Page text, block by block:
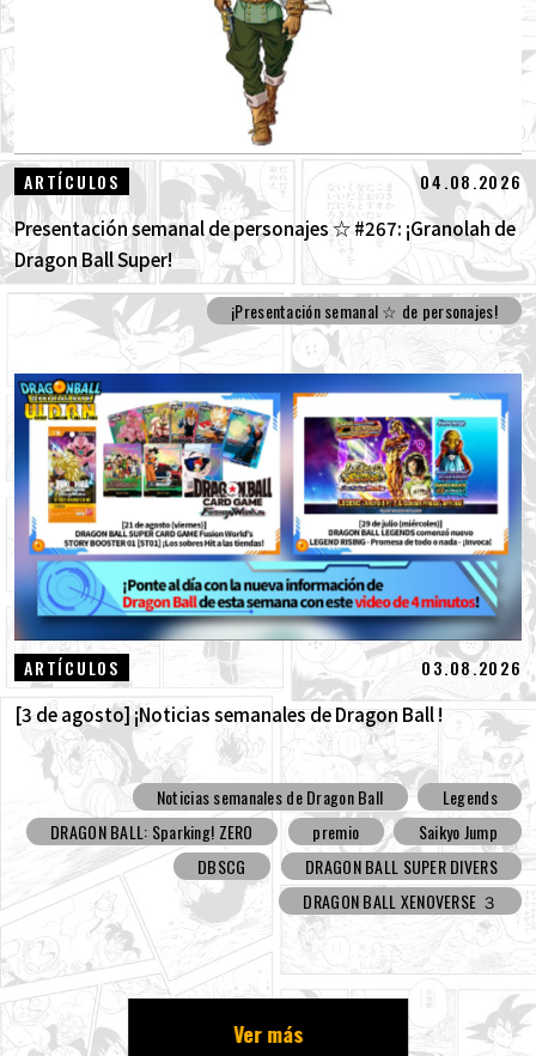
ARTÍCULOS 04.08.2026
Presentación semanal de personajes ☆ #267: ¡Granolah de
Dragon Ball Super!
¡Presentación semanal ☆ de personajes!
ARTÍCULOS 03.08.2026
[3 de agosto] ¡Noticias semanales de Dragon Ball !
Noticias semanales de Dragon Ball
Legends
DRAGON BALL: Sparking! ZERO
premio
Saikyo Jump
DBSCG
DRAGON BALL SUPER DIVERS
DRAGON BALL XENOVERSE ３
Ver más